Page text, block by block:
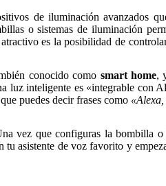
de iluminación avanzados
o sistemas de iluminación
es la posibilidad de
conocido como smart home,
luz inteligente es «integrable con
puedes decir frases como
vez que configuras la bombilla
asistente de voz favorito y